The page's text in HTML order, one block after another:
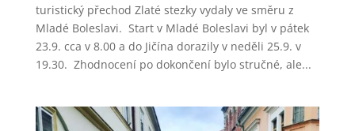
turistický přechod Zlaté stezky vydaly ve směru z
Mladé Boleslavi. Start v Mladé Boleslavi byl v pátek
23.9. cca v 8.00 a do Jičína dorazily v neděli 25.9. v
19.30. Zhodnocení po dokončení bylo stručné, ale...